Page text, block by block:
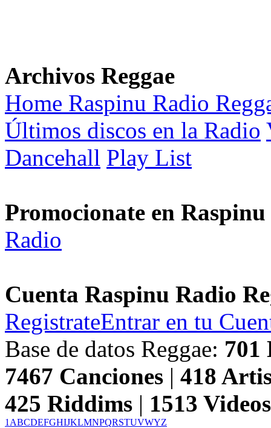
Archivos Reggae
Home Raspinu Radio
Últimos discos en la Radio
Dancehall Play List
Promocionate en
Radio
Cuenta Raspinu Radio
RegistrateEntrar en tu
Base de datos Reggae: 701
7467 Canciones | 418
425 Riddims | 1513
1 ABCDEFGHIJKLMNPQRSTUVWYZ